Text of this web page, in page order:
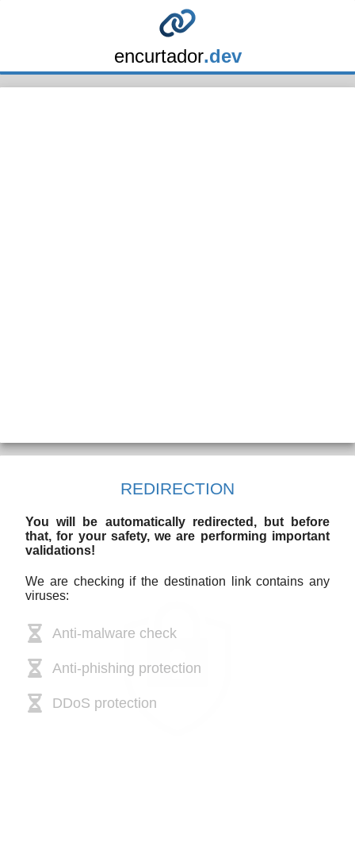
encurtador.dev
REDIRECTION
You will be automatically redirected, but before
that, for your safety, we are performing important
validations!
We are checking if the destination link contains any
viruses:
Anti-malware check
Anti-phishing protection
DDoS protection